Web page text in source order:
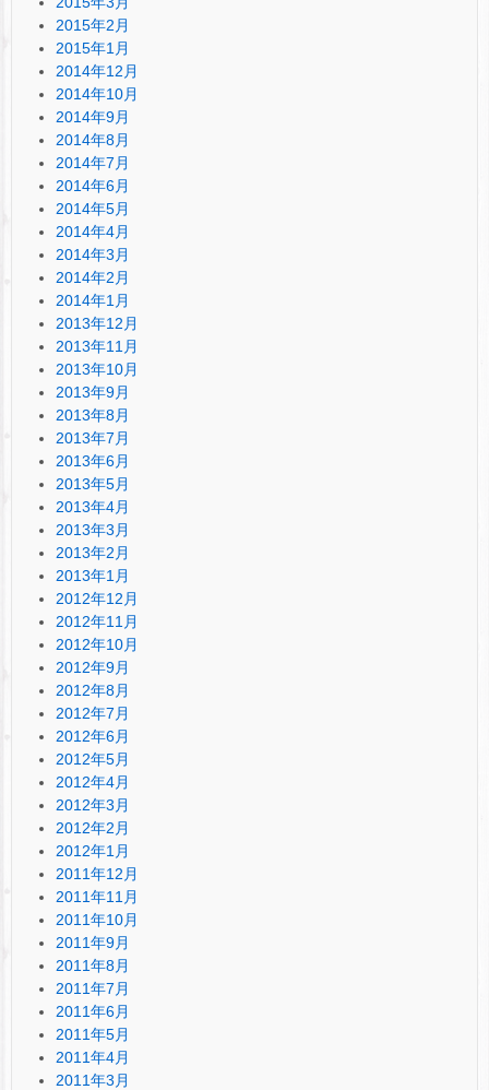
2015年2月
2015年1月
2014年12月
2014年10月
2014年9月
2014年8月
2014年7月
2014年6月
2014年5月
2014年4月
2014年3月
2014年2月
2014年1月
2013年12月
2013年11月
2013年10月
2013年9月
2013年8月
2013年7月
2013年6月
2013年5月
2013年4月
2013年3月
2013年2月
2013年1月
2012年12月
2012年11月
2012年10月
2012年9月
2012年8月
2012年7月
2012年6月
2012年5月
2012年4月
2012年3月
2012年2月
2012年1月
2011年12月
2011年11月
2011年10月
2011年9月
2011年8月
2011年7月
2011年6月
2011年5月
2011年4月
2011年3月